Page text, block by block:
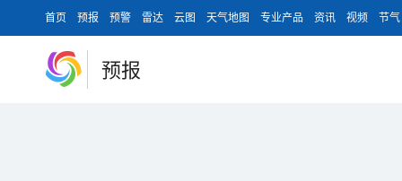
首页 预报 预警 雷达 云图 天气地图 专业产品 资讯 视频 节气
预报